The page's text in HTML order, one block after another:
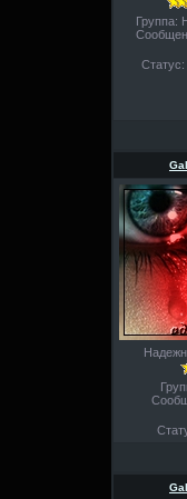
Группа:
Статус: